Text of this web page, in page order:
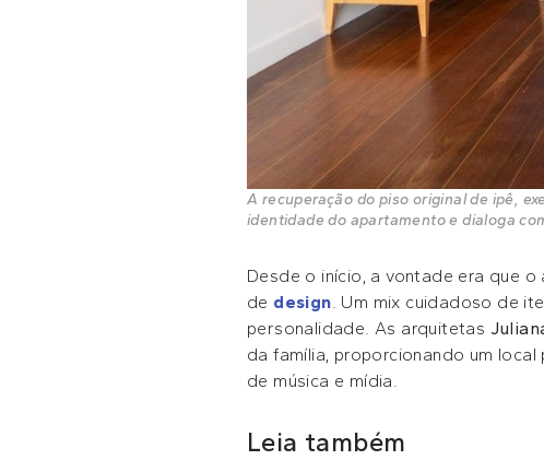
A recuperação do piso original de ipê,
identidade do apartamento e dialoga
Desde o início, a vontade era que
de design. Um mix cuidadoso de
personalidade. As arquitetas
da família, proporcionando um
de música e mídia.
Leia também